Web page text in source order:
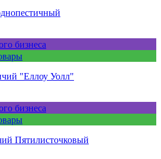
бизнеса
"Еллоу Уолл"
бизнеса
Пятилисточковый